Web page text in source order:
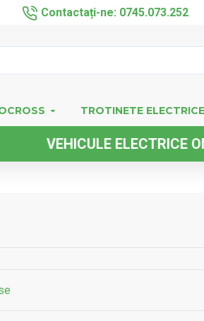
Contactați-ne: 0745.073.252
TROTINETE ELECTRICE
ELECTRICE OMOLOGATE